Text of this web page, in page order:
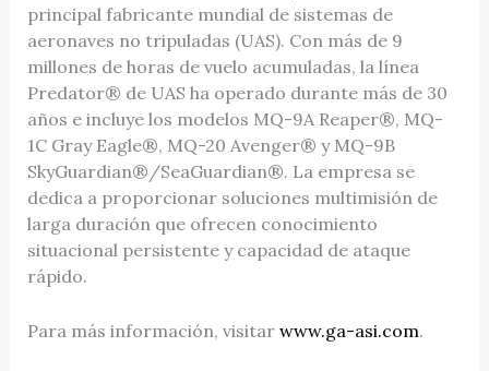
principal fabricante mundial de sistemas de
aeronaves no tripuladas (UAS). Con más de 9
millones de horas de vuelo acumuladas, la línea
Predator® de UAS ha operado durante más de 30
años e incluye los modelos MQ-9A Reaper®, MQ-
1C Gray Eagle®, MQ-20 Avenger® y MQ-9B
SkyGuardian®/SeaGuardian®. La empresa se
dedica a proporcionar soluciones multimisión de
larga duración que ofrecen conocimiento
situacional persistente y capacidad de ataque
rápido.
Para más información, visitar www.ga-asi.com.